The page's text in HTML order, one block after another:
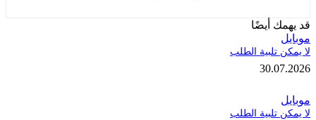
أيضًا
الطلب
الطلب